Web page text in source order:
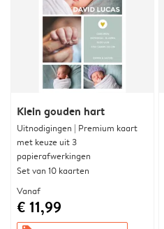
Klein gouden hart
Uitnodigingen | Premium kaart
met keuze uit 3
papierafwerkingen
Set van 10 kaarten
Vanaf
€ 11,99